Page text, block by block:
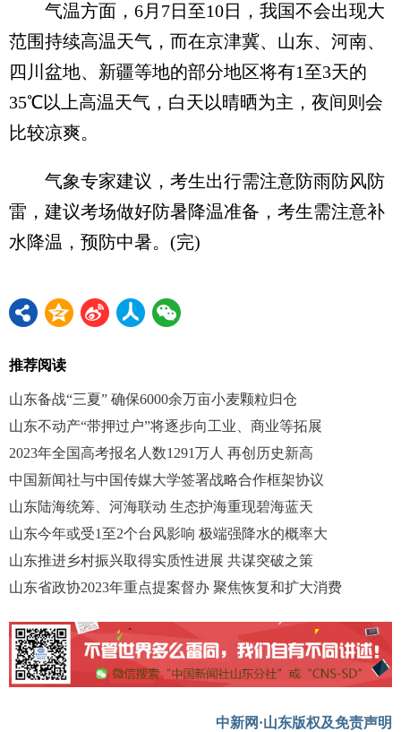
气温方面，6月7日至10日，我国不会出现大
范围持续高温天气，而在京津冀、山东、河南、
四川盆地、新疆等地的部分地区将有1至3天的
35℃以上高温天气，白天以晴晒为主，夜间则会
比较凉爽。
气象专家建议，考生出行需注意防雨防风防
雷，建议考场做好防暑降温准备，考生需注意补
水降温，预防中暑。(完)
推荐阅读
山东备战“三夏” 确保6000余万亩小麦颗粒归仓
山东不动产“带押过户”将逐步向工业、商业等拓展
2023年全国高考报名人数1291万人 再创历史新高
中国新闻社与中国传媒大学签署战略合作框架协议
山东陆海统筹、河海联动 生态护海重现碧海蓝天
山东今年或受1至2个台风影响 极端强降水的概率大
山东推进乡村振兴取得实质性进展 共谋突破之策
山东省政协2023年重点提案督办 聚焦恢复和扩大消费
中新网·山东版权及免责声明